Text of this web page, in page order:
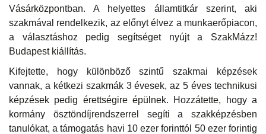
Vásárközpontban. A helyettes államtitkár szerint, aki
szakmával rendelkezik, az előnyt élvez a munkaerőpiacon,
a választáshoz pedig segítséget nyújt a SzakMázz!
Budapest kiállítás.
Kifejtette, hogy különböző szintű szakmai képzések
vannak, a kétkezi szakmák 3 évesek, az 5 éves technikusi
képzések pedig érettségire épülnek. Hozzátette, hogy a
kormány ösztöndíjrendszerrel segíti a szakképzésben
tanulókat, a támogatás havi 10 ezer forinttól 50 ezer forintig